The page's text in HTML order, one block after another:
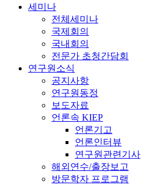
세미나
전체세미나
국제회의
국내회의
전문가 초청간담회
연구원소식
공지사항
연구원동정
보도자료
언론속 KIEP
언론기고
언론인터뷰
연구원관련기사
해외연수/출장보고
방문학자 프로그램